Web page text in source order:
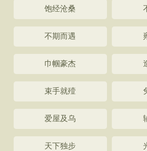
饱经沧桑
不期而遇
巾帼豪杰
束手就殪
爱屋及乌
天下独步